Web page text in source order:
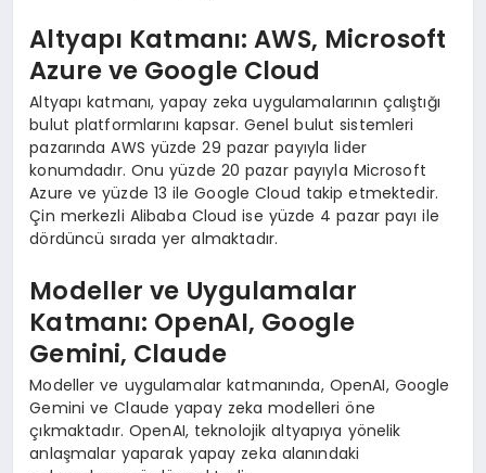
Altyapı Katmanı: AWS, Microsoft
Azure ve Google Cloud
Altyapı katmanı, yapay zeka uygulamalarının çalıştığı
bulut platformlarını kapsar. Genel bulut sistemleri
pazarında AWS yüzde 29 pazar payıyla lider
konumdadır. Onu yüzde 20 pazar payıyla Microsoft
Azure ve yüzde 13 ile Google Cloud takip etmektedir.
Çin merkezli Alibaba Cloud ise yüzde 4 pazar payı ile
dördüncü sırada yer almaktadır.
Modeller ve Uygulamalar
Katmanı: OpenAI, Google
Gemini, Claude
Modeller ve uygulamalar katmanında, OpenAI, Google
Gemini ve Claude yapay zeka modelleri öne
çıkmaktadır. OpenAI, teknolojik altyapıya yönelik
anlaşmalar yaparak yapay zeka alanındaki